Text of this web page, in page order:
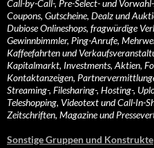
Call-by-Call-, Pre-Select- und
Coupons, Gutscheine, Dealz und
Dubiose Onlineshops, fragwürdige
Gewinnbimmler, Ping-Anrufe,
Kaffeefahrten und
Kapitalmarkt, Investments, Aktien,
Kontaktanzeigen,
Streaming-, Filesharing-, Hosting-,
Teleshopping, Videotext und Call-In-
Zeitschriften, Magazine und
Sonstige Gruppen und Konstrukte